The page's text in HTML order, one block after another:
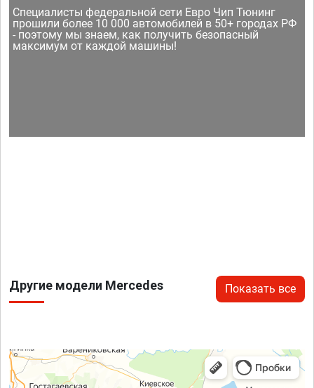
Специалисты федеральной сети Евро Чип Тюнинг
прошили более 10 000 автомобилей в 50+ городах РФ
- поэтому мы знаем, как получить безопасный
максимум от каждой машины!
Другие модели Mercedes Показать все